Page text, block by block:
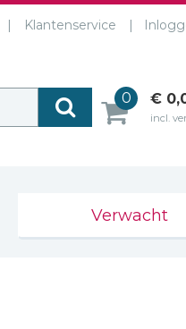
Klantenservice
0 €
incl.
Verwacht